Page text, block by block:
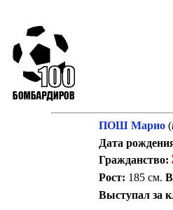
ПОШ Марио(
Дата
Гражданство:
Рост: 185 см.
Выступал за